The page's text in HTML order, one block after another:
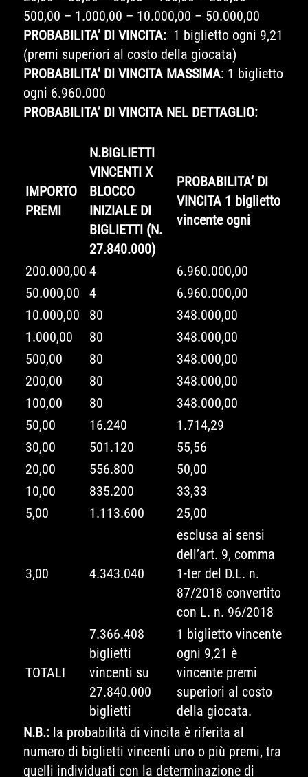
500,00 – 1.000,00 – 10.000,00 – 50.000,00
PROBABILITA’ DI VINCITA: 1 biglietto ogni 9,21
(premi superiori al costo della giocata)
PROBABILITA’ DI VINCITA MASSIMA: 1 biglietto
ogni 6.960.000
PROBABILITA’ DI VINCITA NEL DETTAGLIO:
IMPORTO
PREMI
N.BIGLIETTI
VINCENTI X
BLOCCO
INIZIALE DI
BIGLIETTI (N.
27.840.000)
PROBABILITA’ DI
VINCITA 1 biglietto
vincente ogni
200.000,00 4
6.960.000,00
50.000,00
4
6.960.000,00
10.000,00
80
348.000,00
1.000,00
80
348.000,00
500,00
80
348.000,00
200,00
80
348.000,00
100,00
80
348.000,00
50,00
16.240
1.714,29
30,00
501.120
55,56
20,00
556.800
50,00
10,00
835.200
33,33
5,00
1.113.600 25,00
3,00 4.343.040
esclusa ai sensi
dell’art. 9, comma
1-ter del D.L. n.
87/2018 convertito
con L. n. 96/2018
TOTALI
7.366.408
biglietti
vincenti su
27.840.000
biglietti
1 biglietto vincente
ogni 9,21 è
vincente premi
superiori al costo
della giocata.
N.B.:la probabilità di vincita è riferita al
numero di biglietti vincenti uno o più premi, tra
quelli individuati con la determinazione di